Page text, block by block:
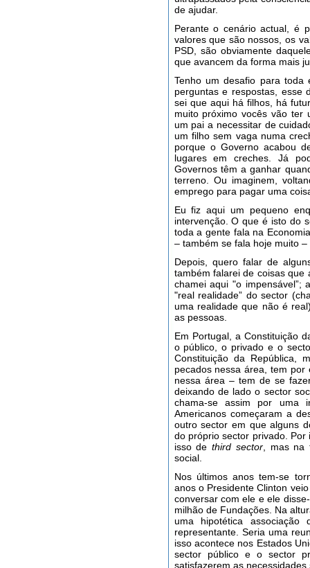
de ajudar.
Perante o cenário actual, é
valores que são nossos, os
PSD, são obviamente
que avancem da forma mais
Tenho um desafio para toda
perguntas e respostas, esse
sei que aqui há filhos, há
muito próximo vocês vão ter
um pai a necessitar de
um filho sem vaga numa
porque o Governo acabou
lugares em creches. Já
Governos têm a ganhar
terreno. Ou imaginem,
emprego para pagar uma
Eu fiz aqui um pequeno
intervenção. O que é isto do
toda a gente fala na
– também se fala hoje muito
Depois, quero falar de
também falarei de coisas que
chamei aqui "o impensável”;
"real realidade” do sector
uma realidade que não é
as pessoas.
Em Portugal, a Constituição
o público, o privado e o
Constituição da República,
pecados nessa área, tem
nessa área – tem de se
deixando de lado o sector
chama-se assim por uma
Americanos começaram a
outro sector em que alguns
do próprio sector privado.
isso de third sector, mas na
social.
Nos últimos anos tem-se
anos o Presidente Clinton
conversar com ele e ele
milhão de Fundações. Na
uma hipotética
representante. Seria uma
isso acontece nos Estados
sector público e o sector
satisfazerem as necessidades